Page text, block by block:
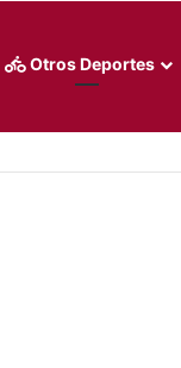
Otros Deportes